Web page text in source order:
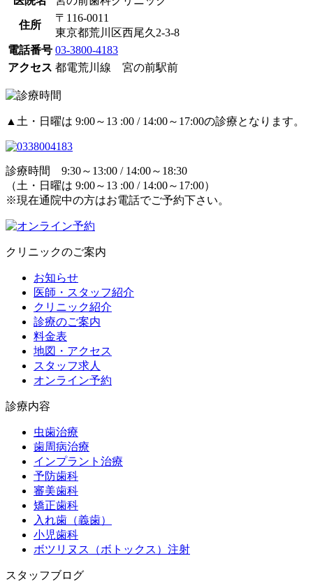
住所
〒116-0011
東京都荒川区西尾久2-3-8
電話番号 03-3800-4183
アクセス 都電荒川線 宮の前駅前
▲土・日曜は 9:00～13 :00 / 14:00～17:00の診療となります。
診療時間 9:30～13:00 / 14:00～18:30
（土・日曜は 9:00～13 :00 / 14:00～17:00）
※現在通院中の方はお電話でご予約下さい。
クリニックのご案内
お知らせ
医師・スタッフ紹介
クリニック紹介
診療のご案内
料金表
地図・アクセス
スタッフ求人
オンライン予約
診療内容
虫歯治療
歯周病治療
インプラント治療
予防歯科
審美歯科
矯正歯科
入れ歯（義歯）
小児歯科
ボツリヌス（ボトックス）注射
スタッフブログ